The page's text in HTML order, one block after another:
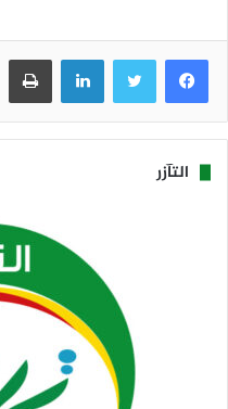
فيسبوك تويتر لينكدإن
التآزر